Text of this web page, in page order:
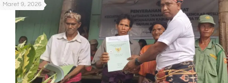
Maret 9, 2026